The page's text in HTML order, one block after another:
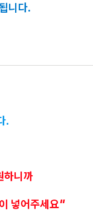
니다.
.
하니까
넣어주세요"